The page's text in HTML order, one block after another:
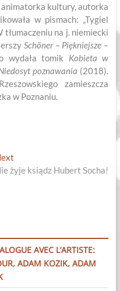
kultury, autorka
w pismach: „Tygiel
tłumaczeniu na j. niemiecki
Schöner – Piękniejsze –
wydała tomik Kobieta w
poznawania (2018).
zamieszcza
w Poznaniu.
post:
żyje ksiądz Hubert Socha!
AVEC L’ARTISTE:
ADAM KOZIK, ADAM